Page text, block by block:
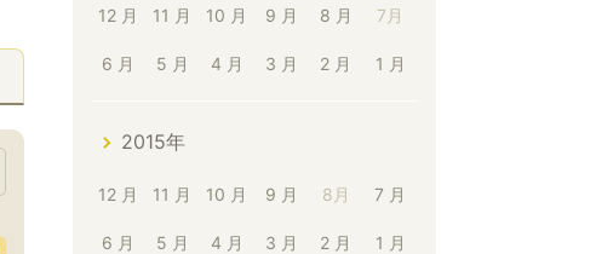
12 月 11 月 10 月 9 月 8 月 7月
6 月 5 月 4 月 3 月 2 月 1 月
2015年
12 月 11 月 10 月 9 月 8月 7 月
6 月 5 月 4 月 3 月 2 月 1 月